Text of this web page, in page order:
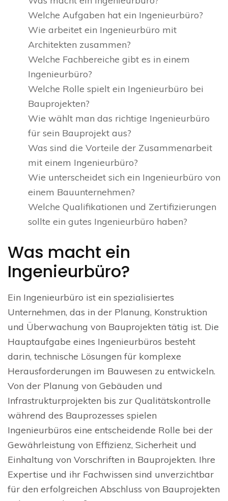
Welche Aufgaben hat ein Ingenieurbüro?
Wie arbeitet ein Ingenieurbüro mit
Architekten zusammen?
Welche Fachbereiche gibt es in einem
Ingenieurbüro?
Welche Rolle spielt ein Ingenieurbüro bei
Bauprojekten?
Wie wählt man das richtige Ingenieurbüro
für sein Bauprojekt aus?
Was sind die Vorteile der Zusammenarbeit
mit einem Ingenieurbüro?
Wie unterscheidet sich ein Ingenieurbüro von
einem Bauunternehmen?
Welche Qualifikationen und Zertifizierungen
sollte ein gutes Ingenieurbüro haben?
Was macht ein
Ingenieurbüro?
Ein Ingenieurbüro ist ein spezialisiertes
Unternehmen, das in der Planung, Konstruktion
und Überwachung von Bauprojekten tätig ist. Die
Hauptaufgabe eines Ingenieurbüros besteht
darin, technische Lösungen für komplexe
Herausforderungen im Bauwesen zu entwickeln.
Von der Planung von Gebäuden und
Infrastrukturprojekten bis zur Qualitätskontrolle
während des Bauprozesses spielen
Ingenieurbüros eine entscheidende Rolle bei der
Gewährleistung von Effizienz, Sicherheit und
Einhaltung von Vorschriften in Bauprojekten. Ihre
Expertise und ihr Fachwissen sind unverzichtbar
für den erfolgreichen Abschluss von Bauprojekten